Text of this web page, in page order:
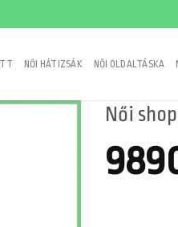
NŐI HÁTIZSÁK NŐI OLDALTÁSKA
Női